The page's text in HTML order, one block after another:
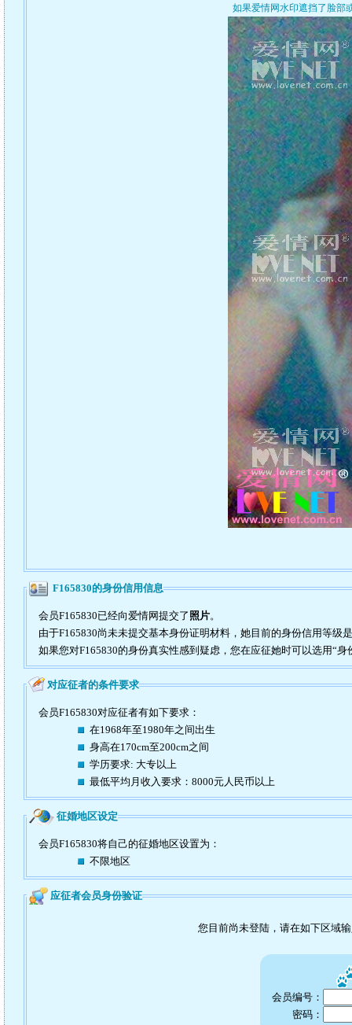
如果爱情网水印遮挡了脸部
F165830的身份信用信息
会员F165830已经向爱情网提交了 照片。
由于F165830尚未未提交基本身份证明材料，她目前的身份信用等级
如果您对F165830的身份真实性感到疑虑，您在应征她时可以选用“身
对应征者的条件要求
会员F165830对应征者有如下要求：
在1968年至1980年之间出生
身高在170cm至200cm之间
学历要求: 大专以上
最低平均月收入要求：8000元人民币以上
征婚地区设定
会员F165830将自己的征婚地区设置为：
不限地区
应征者会员身份验证
您目前尚未登陆，请在如下区域
会员编号：
密码：